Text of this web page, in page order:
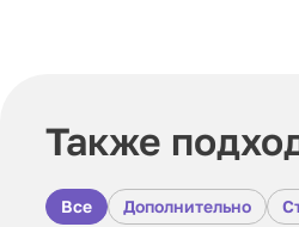
Также
Все Дополнительно